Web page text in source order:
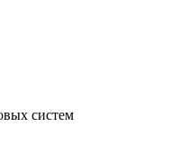
систем